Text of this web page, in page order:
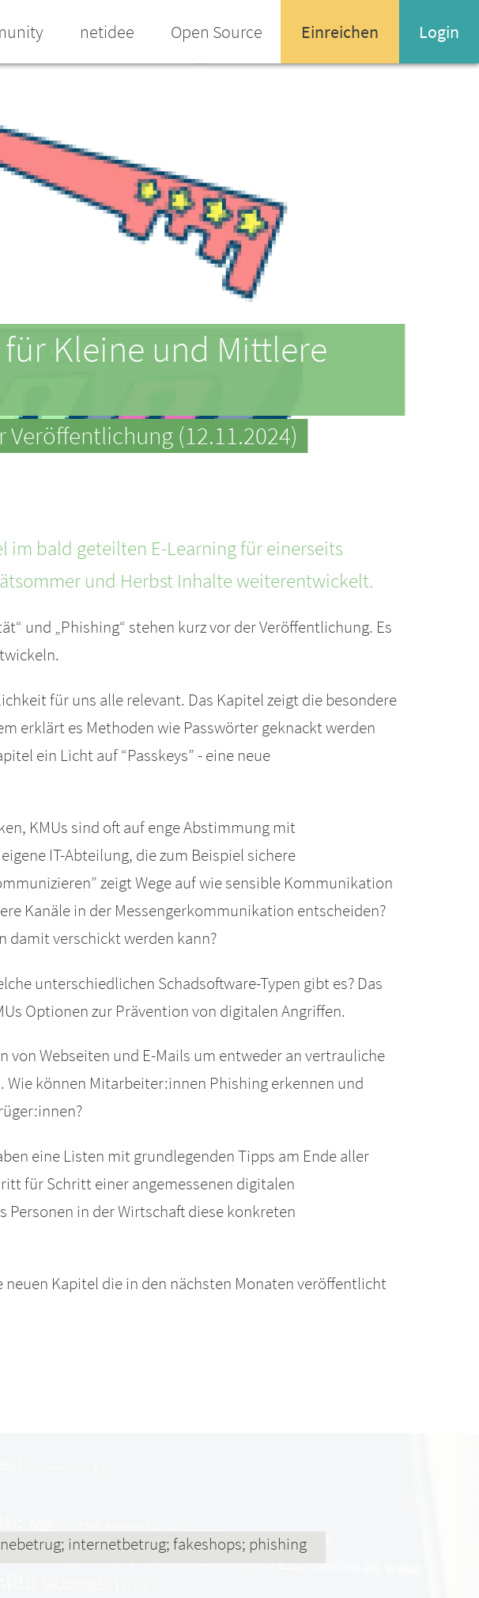
netidee Open Source Einreichen Login
Kleine und Mittlere
Veröffentlichung (12.11.2024)
im bald geteilten E-Learning für einerseits
und Herbst Inhalte weiterentwickelt.
und „Phishing“ stehen kurz vor der Veröffentlichung. Es
für uns alle relevant. Das Kapitel zeigt die besondere
erklärt es Methoden wie Passwörter geknackt werden
ein Licht auf “Passkeys” - eine neue
KMUs sind oft auf enge Abstimmung mit
IT-Abteilung, die zum Beispiel sichere
zeigt Wege auf wie sensible Kommunikation
Kanäle in der Messengerkommunikation entscheiden?
damit verschickt werden kann?
unterschiedlichen Schadsoftware-Typen gibt es? Das
Optionen zur Prävention von digitalen Angriffen.
von Webseiten und E-Mails um entweder an vertrauliche
Wie können Mitarbeiter:innen Phishing erkennen und
eine Listen mit grundlegenden Tipps am Ende aller
für Schritt einer angemessenen digitalen
Personen in der Wirtschaft diese konkreten
Kapitel die in den nächsten Monaten veröffentlicht
internetbetrug; fakeshops; phishing